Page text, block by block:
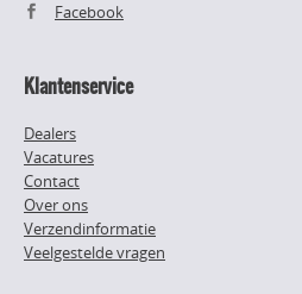
Facebook
Klantenservice
Dealers
Vacatures
Contact
Over ons
Verzendinformatie
Veelgestelde vragen